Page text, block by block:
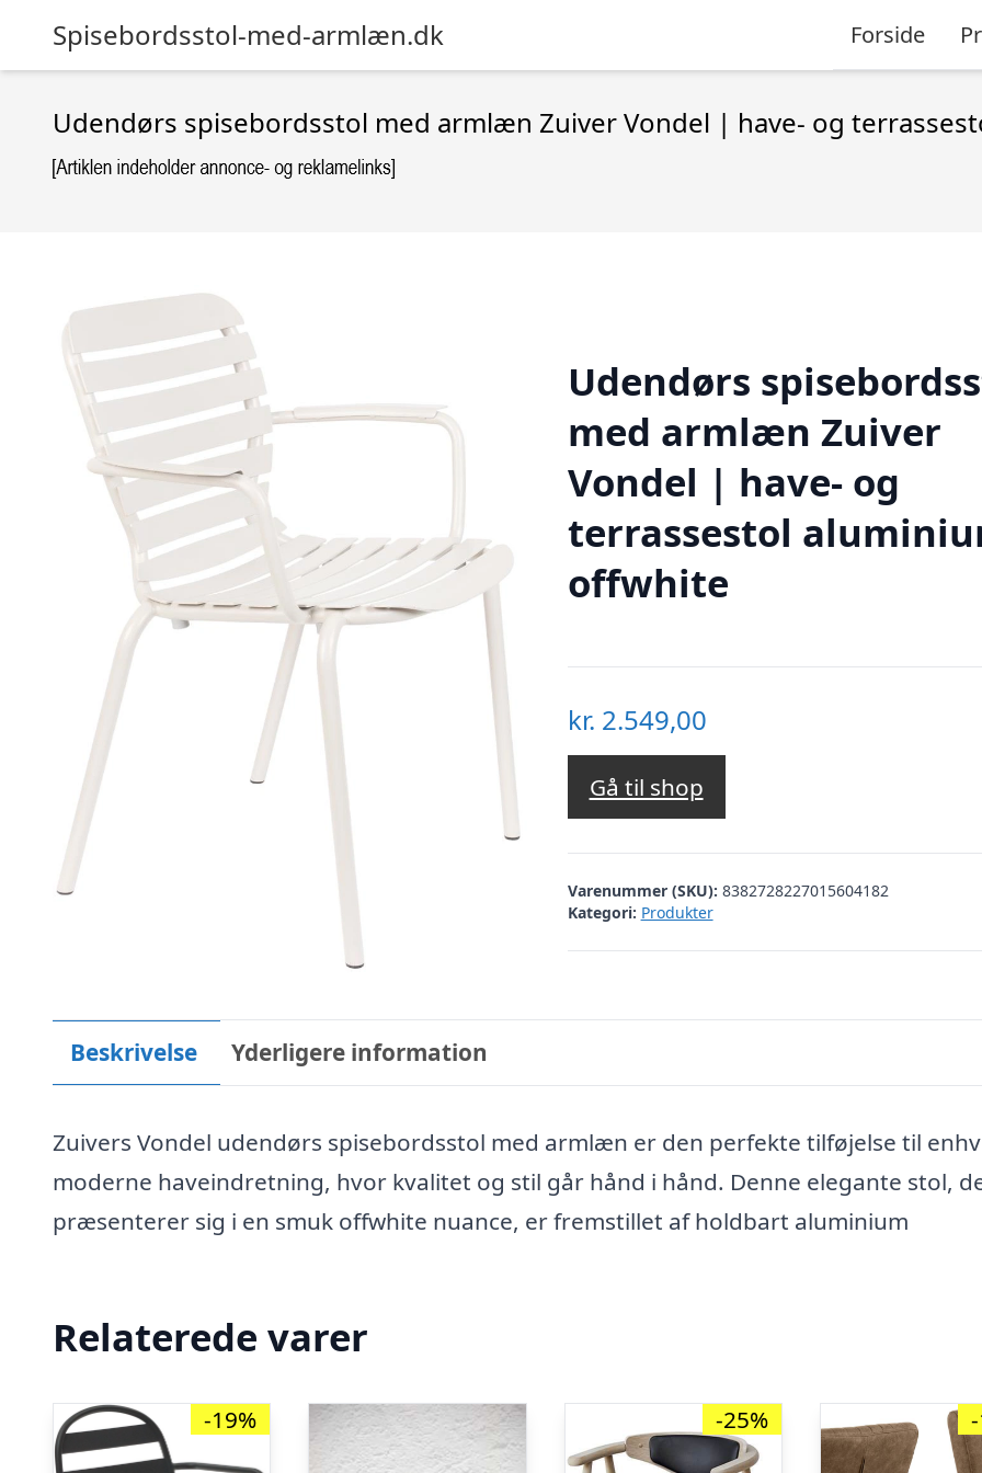
Spisebordsstol-med-armlæn.dk Forside
Udendørs spisebordsstol med armlæn Zuiver Vondel | have- og
Udendørs
med armlæn Zuiver
Vondel | have- og
terrassestol
offwhite
kr. 2.549,00
Gå til shop
Varenummer (SKU): 8382728227015604182
Kategori: Produkter
Beskrivelse Yderligere information
Zuivers Vondel udendørs spisebordsstol med armlæn er den perfekte tilføjelse til
moderne haveindretning, hvor kvalitet og stil går hånd i hånd. Denne elegante stol,
præsenterer sig i en smuk offwhite nuance, er fremstillet af holdbart aluminium
Relaterede varer
-19% -25%